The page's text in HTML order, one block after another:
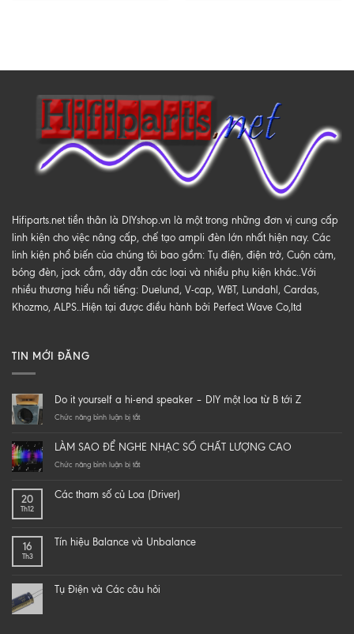
Hifiparts.net tiền thân là DIYshop.vn là một trong những đơn vị cung cấp
linh kiện cho việc nâng cấp, chế tạo ampli đèn lớn nhất hiện nay. Các
linh kiện phổ biến của chúng tôi bao gồm: Tụ điện, điện trở, Cuộn cảm,
bóng đèn, jack cắm, dây dẫn các loại và nhiều phụ kiện khác..Với
nhiều thương hiểu nổi tiếng: Duelund, V-cap, WBT, Lundahl, Cardas,
Khozmo, ALPS..Hiện tại được điều hành bởi Perfect Wave Co,ltd
TIN MỚI ĐĂNG
Do it yourself a hi-end speaker – DIY một loa từ B tới Z
Chức năng bình luận bị tắtở
yourself
a
speaker
loa
Z
LÀM SAO ĐỂ NGHE NHẠC SỐ CHẤT LƯỢNG CAO
Chức năng bình luận bị tắtở
ĐỂ
CHẤT
20
Th12
Các tham số củ Loa (Driver)
16
Th3
Tín hiệu Balance và Unbalance
Tụ Điện và Các câu hỏi